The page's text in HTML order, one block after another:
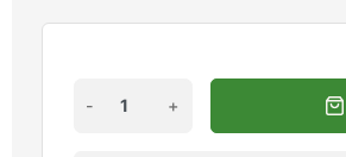
- +